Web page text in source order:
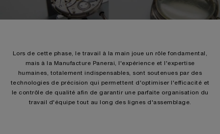
Lors de cette phase, le travail à la main joue un rôle fondamental,
mais à la Manufacture Panerai, l'expérience et l'expertise
humaines, totalement indispensables, sont soutenues par des
technologies de précision qui permettent d'optimiser l'efficacité et
le contrôle de qualité afin de garantir une parfaite organisation du
travail d'équipe tout au long des lignes d'assemblage.